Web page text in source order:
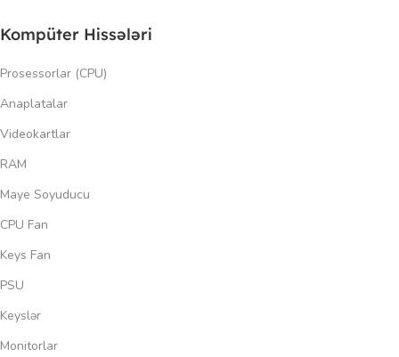
Kompüter Hissələri
Prosessorlar (CPU)
Anaplatalar
Videokartlar
RAM
Maye Soyuducu
CPU Fan
Keys Fan
PSU
Keyslər
Monitorlar